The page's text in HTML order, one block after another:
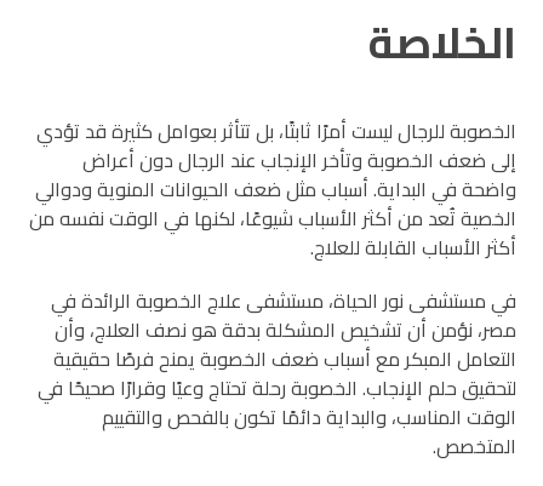
الخلاصة
الخصوبة للرجال ليست أمرًا ثابتًا، بل تتأثر بعوامل كثيرة قد تؤدي
إلى ضعف الخصوبة وتأخر الإنجاب عند الرجال دون أعراض
واضحة في البداية. أسباب مثل ضعف الحيوانات المنوية ودوالي
الخصية تُعد من أكثر الأسباب شيوعًا، لكنها في الوقت نفسه من
أكثر الأسباب القابلة للعلاج.
في مستشفى نور الحياة، مستشفى علاج الخصوبة الرائدة في
مصر، نؤمن أن تشخيص المشكلة بدقة هو نصف العلاج، وأن
التعامل المبكر مع أسباب ضعف الخصوبة يمنح فرصًا حقيقية
لتحقيق حلم الإنجاب. الخصوبة رحلة تحتاج وعيًا وقرارًا صحيحًا في
الوقت المناسب، والبداية دائمًا تكون بالفحص والتقييم
المتخصص.